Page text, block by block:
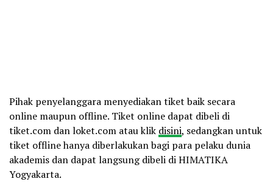
Pihak penyelanggara menyediakan tiket baik secara
online maupun offline. Tiket online dapat dibeli di
tiket.com dan loket.com atau klik disini, sedangkan untuk
tiket offline hanya diberlakukan bagi para pelaku dunia
akademis dan dapat langsung dibeli di HIMATIKA
Yogyakarta.